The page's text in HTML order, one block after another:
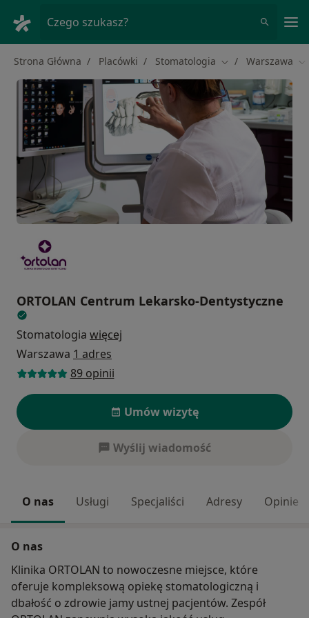
Czego szukasz?
Strona Główna Placówki Stomatologia Zmień miasto
Warszawa
ORTOLAN Centrum Lekarsko-Dentystyczne
Stomatologia więcej
Warszawa 1 adres
89 opinii
Umów wizytę
Wyślij wiadomość
O nas Usługi Specjaliści Adresy Opinie
O nas
Klinika ORTOLAN to nowoczesne miejsce, które
oferuje kompleksową opiekę stomatologiczną i
dbałość o zdrowie jamy ustnej pacjentów. Zespół